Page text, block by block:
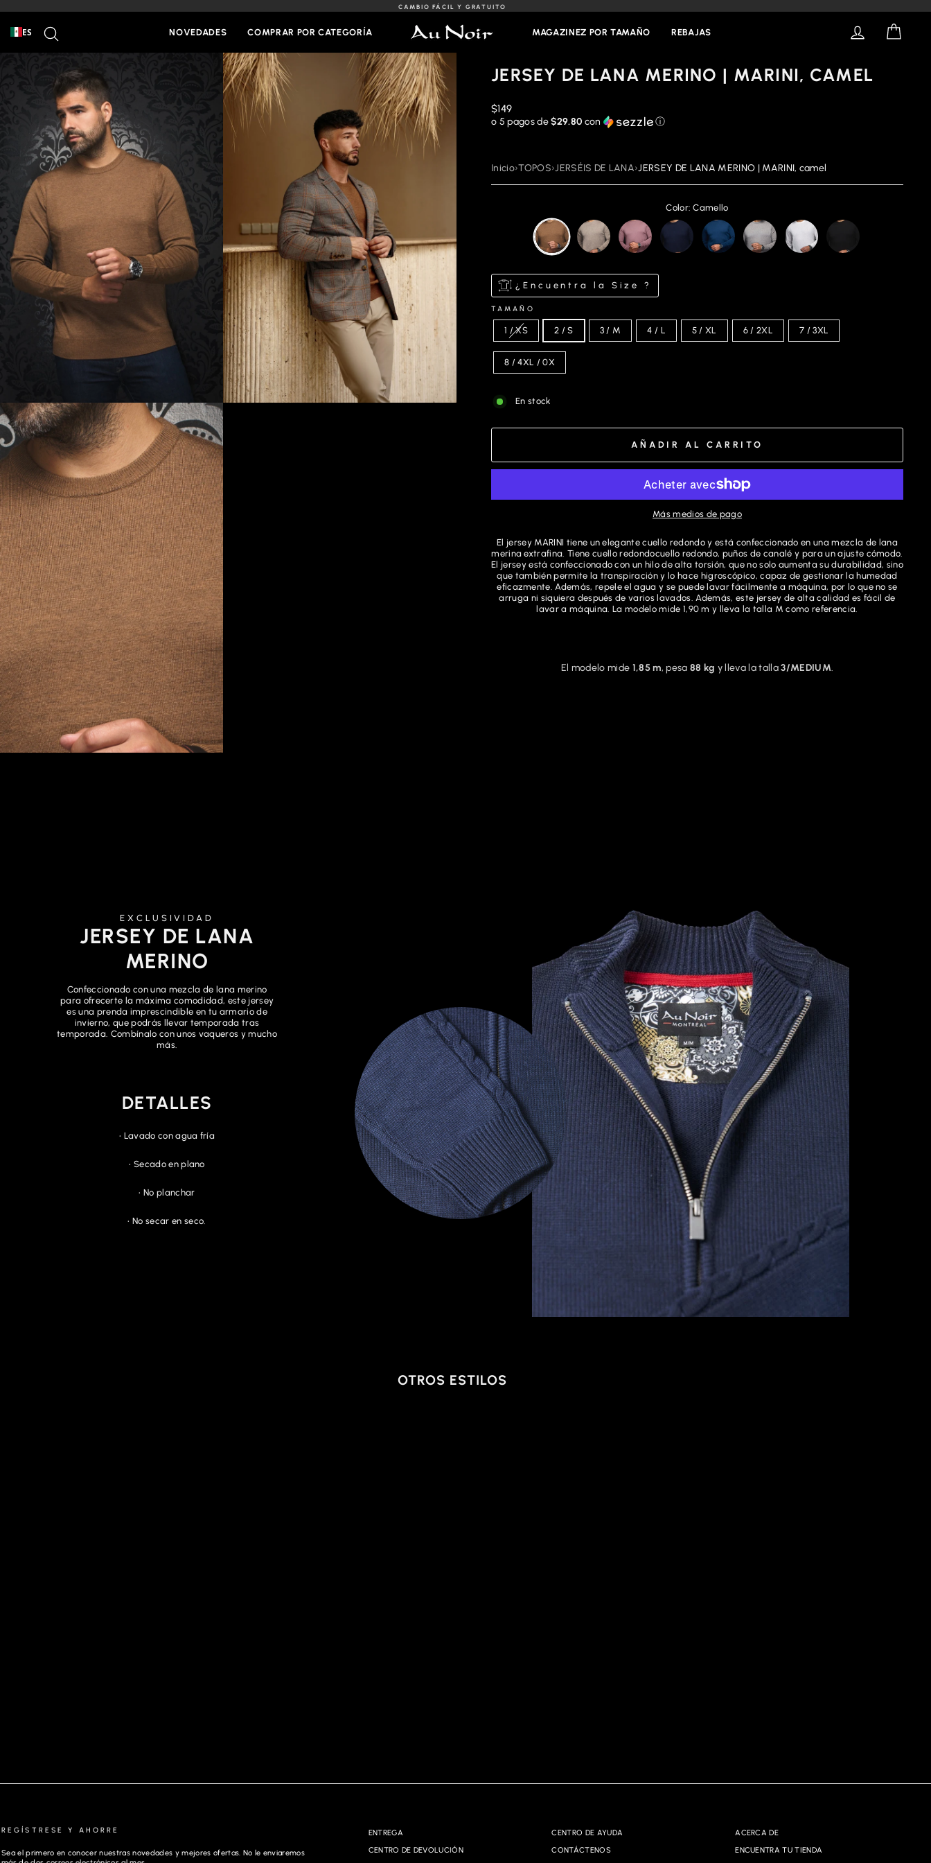
contenido
de
diapositivas
Pausa
CAMBIO FÁCIL Y GRATUITO
ES NOVEDADES COMPRAR POR CATEGORÍA MAGAZINEZ POR TAMAÑO REBAJAS INICIAR
JERSEY DE LANA MERINO | MARINI, CAMEL
Precio
habitual
$149
o 5 pagos de$29.80 con ⓘ
Inicio›TOPOS›JERSÉIS DE LANA›JERSEY DE LANA MERINO | MARINI, camel
Color: Camello
¿Encuentra la Size ?
TAMAÑO
1 / XS 2 / S 3 / M 4 / L 5 / XL 6 / 2XL 7 / 3XL
8 / 4XL / 0X
En stock
AÑADIR AL CARRITO
Más medios de pago
El jersey MARINI tiene un elegante cuello redondo y está confeccionado en una mezcla de lana
merina extrafina. Tiene cuello redondocuello redondo, puños de canalé y para un ajuste cómodo.
El jersey está confeccionado con un hilo de alta torsión, que no solo aumenta su durabilidad, sino
que también permite la transpiración y lo hace higroscópico, capaz de gestionar la humedad
eficazmente. Además, repele el agua y se puede lavar fácilmente a máquina, por lo que no se
arruga ni siquiera después de varios lavados. Además, este jersey de alta calidad es fácil de
lavar a máquina. La modelo mide 1,90 m y lleva la talla M como referencia.
El modelo mide 1,85 m, pesa 88 kg y lleva la talla3/MEDIUM.
EXCLUSIVIDAD
JERSEY DE LANA
MERINO
Confeccionado con una mezcla de lana merino
para ofrecerte la máxima comodidad, este jersey
es una prenda imprescindible en tu armario de
invierno, que podrás llevar temporada tras
temporada. Combínalo con unos vaqueros y mucho
más.
DETALLES
• Lavado con agua fría
• Secado en plano
• No planchar
• No secar en seco.
OTROS ESTILOS
REGÍSTRESE Y AHORRE
Sea el primero en conocer nuestras novedades y mejores ofertas. No le enviaremos
ENTREGA
CENTRO DE DEVOLUCIÓN
CENTRO DE AYUDA
CONTÁCTENOS
ACERCA DE
ENCUENTRA TU TIENDA